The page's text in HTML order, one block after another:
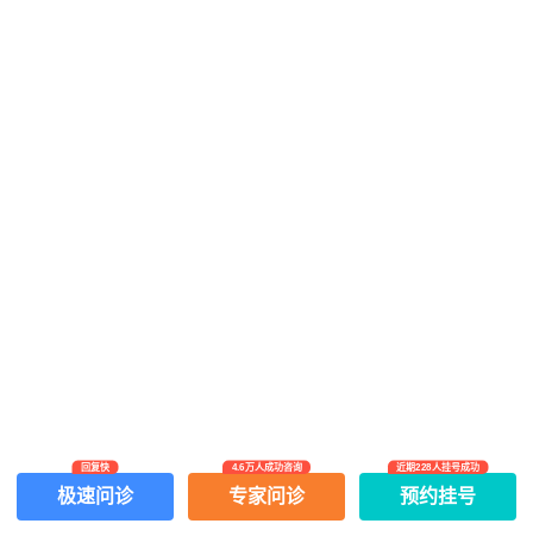
网上有害信息举报专区
Copyright ©
中华康网 版权所有
极速问诊
回复快
专家问诊
4.6万人成功咨询
预约挂号
近期228人挂号成功